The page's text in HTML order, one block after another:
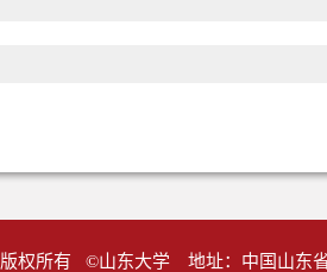
版权所有 ©山东大学 地址：中国山东